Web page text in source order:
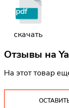
pdf
скачать
Отзывы на
На этот товар